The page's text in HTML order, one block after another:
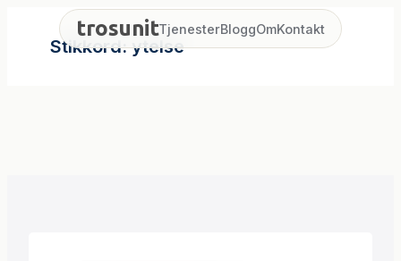
Stikkord:ytelse
trosunitTjenesterBloggOmKontakt